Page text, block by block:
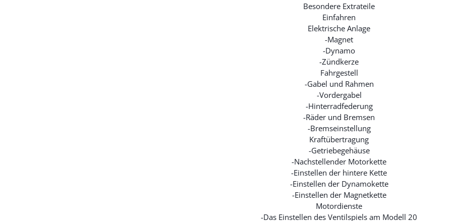
Besondere Extrateile
Einfahren
Elektrische Anlage
-Magnet
-Dynamo
-Zündkerze
Fahrgestell
-Gabel und Rahmen
-Vordergabel
-Hinterradfederung
-Räder und Bremsen
-Bremseinstellung
Kraftübertragung
-Getriebegehäuse
-Nachstellender Motorkette
-Einstellen der hintere Kette
-Einstellen der Dynamokette
-Einstellen der Magnetkette
Motordienste
-Das Einstellen des Ventilspiels am Modell 20